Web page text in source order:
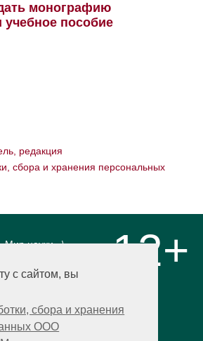
с сайтом, вы
сбора и хранения
ООО
монографию
учебное пособие
редакция
сбора и хранения персональных
науки» \
на сайте,
защите авторских
материалов
без
с
права на
12+